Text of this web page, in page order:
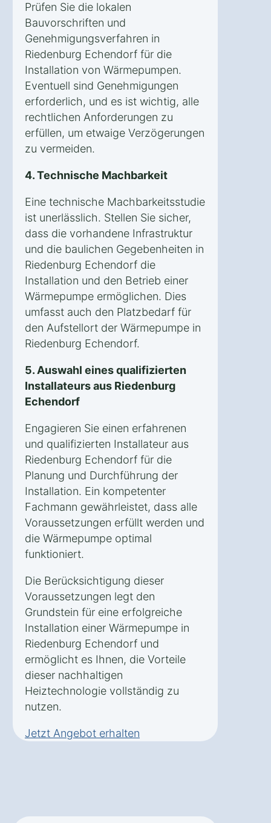
Prüfen Sie die lokalen
Bauvorschriften und
Genehmigungsverfahren in
Riedenburg Echendorf für die
Installation von Wärmepumpen.
Eventuell sind Genehmigungen
erforderlich, und es ist wichtig, alle
rechtlichen Anforderungen zu
erfüllen, um etwaige Verzögerungen
zu vermeiden.
4. Technische Machbarkeit
Eine technische Machbarkeitsstudie
ist unerlässlich. Stellen Sie sicher,
dass die vorhandene Infrastruktur
und die baulichen Gegebenheiten in
Riedenburg Echendorf die
Installation und den Betrieb einer
Wärmepumpe ermöglichen. Dies
umfasst auch den Platzbedarf für
den Aufstellort der Wärmepumpe in
Riedenburg Echendorf.
5. Auswahl eines qualifizierten
Installateurs aus Riedenburg
Echendorf
Engagieren Sie einen erfahrenen
und qualifizierten Installateur aus
Riedenburg Echendorf für die
Planung und Durchführung der
Installation. Ein kompetenter
Fachmann gewährleistet, dass alle
Voraussetzungen erfüllt werden und
die Wärmepumpe optimal
funktioniert.
Die Berücksichtigung dieser
Voraussetzungen legt den
Grundstein für eine erfolgreiche
Installation einer Wärmepumpe in
Riedenburg Echendorf und
ermöglicht es Ihnen, die Vorteile
dieser nachhaltigen
Heiztechnologie vollständig zu
nutzen.
Jetzt Angebot erhalten